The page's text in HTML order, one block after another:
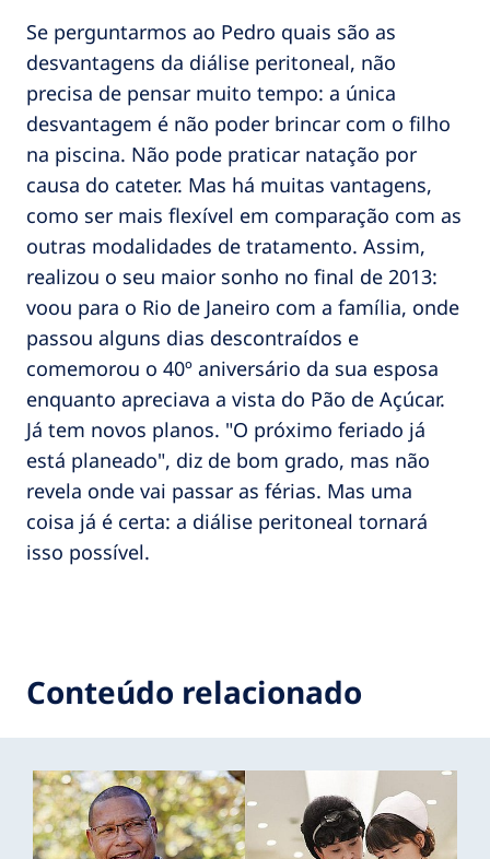
Se perguntarmos ao Pedro quais são as
desvantagens da diálise peritoneal, não
precisa de pensar muito tempo: a única
desvantagem é não poder brincar com o filho
na piscina. Não pode praticar natação por
causa do cateter. Mas há muitas vantagens,
como ser mais flexível em comparação com as
outras modalidades de tratamento. Assim,
realizou o seu maior sonho no final de 2013:
voou para o Rio de Janeiro com a família, onde
passou alguns dias descontraídos e
comemorou o 40º aniversário da sua esposa
enquanto apreciava a vista do Pão de Açúcar.
Já tem novos planos. "O próximo feriado já
está planeado", diz de bom grado, mas não
revela onde vai passar as férias. Mas uma
coisa já é certa: a diálise peritoneal tornará
isso possível.
Conteúdo relacionado